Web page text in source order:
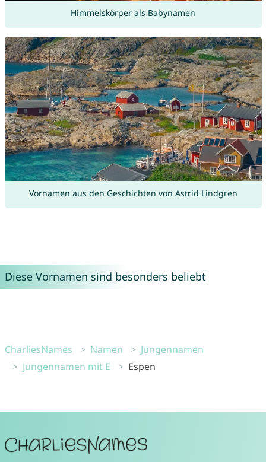
Himmelskörper als Babynamen
Vornamen aus den Geschichten von Astrid Lindgren
Diese Vornamen sind besonders beliebt
CharliesNames Namen
Jungennamen
Jungennamen mit E
Espen